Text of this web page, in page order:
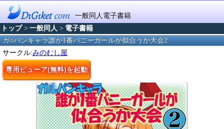
一般同人電子書籍
トップ> 一般同人 > 電子書籍
ガ○パンキャラ誰が1番バニーガールが似合うか大会2
サークル:みのむし屋
専用ビューア(無料)を起動